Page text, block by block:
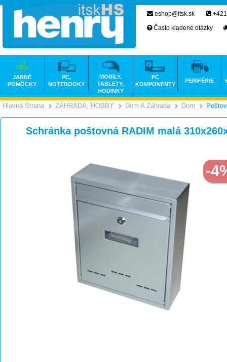
Hlavná Strana >
ZÁHRADA, HOBBY >
Dom A Záhrada Dom
Schránka poštovná RADIM malá
-
eshop@itsk.sk
Často kladené otázky
JARNÉ
POMÔCKY
PC,
NOTEBOOKY
MOBILY,
TABLETY,
HODINKY
PC
KOMPONENTY
PERIFÉRIE